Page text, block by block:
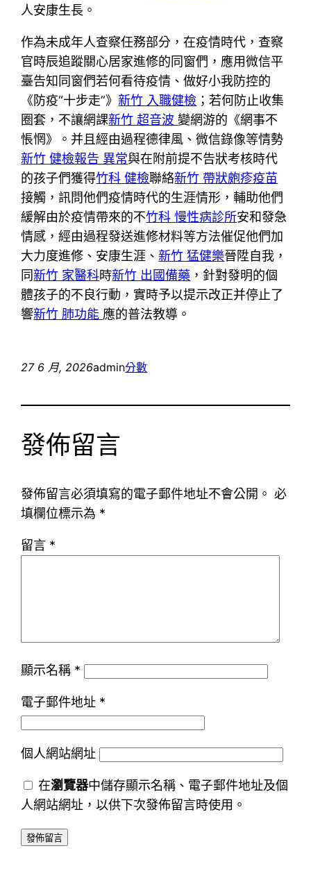
人安康生長。
作為未成年人查察任務部分，在疫情時代，查察
官時辰追蹤關心居家進修的同窗們，應用微信平
臺告知同窗們若何看待疫情、做好小我防控的
《防疫“十步走”》新竹 入職健檢 ；若何防止收集
圈套，不讓網課新竹 超音波 變網游的《網事不
悵惘》。并且經由過程德律風、微信錄像等情勢
新竹 健檢報告 異常與在附前提不告狀考核時代
的孩子們獲得竹科 健檢聯絡新竹 帶狀皰疹疫苗
接觸，訊問他們疫情時代的生涯情形，輔助他們
緩解由於疫情帶來的不竹科 慢性病診所安和發急
情感，經由過程發送進修材料等方法催促他們加
大力度進修、安康生涯、新竹 猛健樂晉陞自我，
同新竹 家醫科時新竹 出國備藥 ，針對發明的個
體孩子的不良行動，實時予以提示改正并停止了
響新竹 肺功能 應的普法教導。
27 6 月, 2026admin分數
發佈留言
發佈留言必須填寫的電子郵件地址不會公開。 必
填欄位標示為 *
留言 *
顯示名稱 *
電子郵件地址 *
個人網站網址
在瀏覽器中儲存顯示名稱、電子郵件地址及個
人網站網址，以供下次發佈留言時使用。